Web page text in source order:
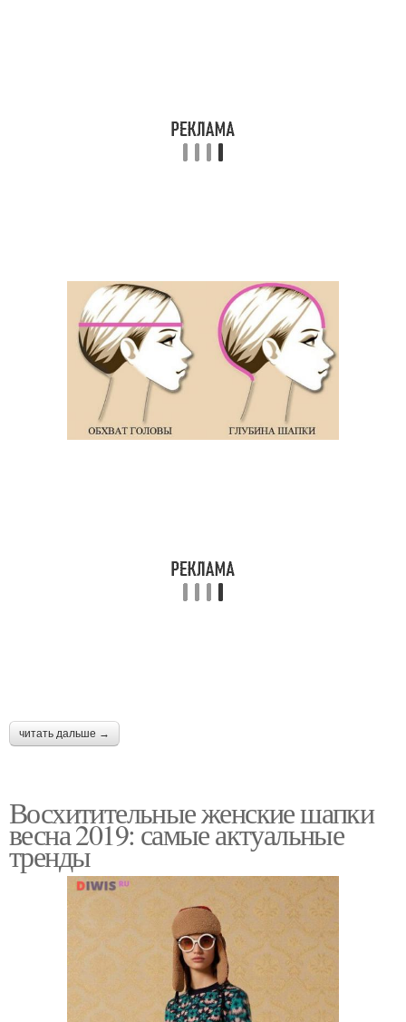
читать дальше →
Восхитительные женские шапки
весна 2019: самые актуальные
тренды